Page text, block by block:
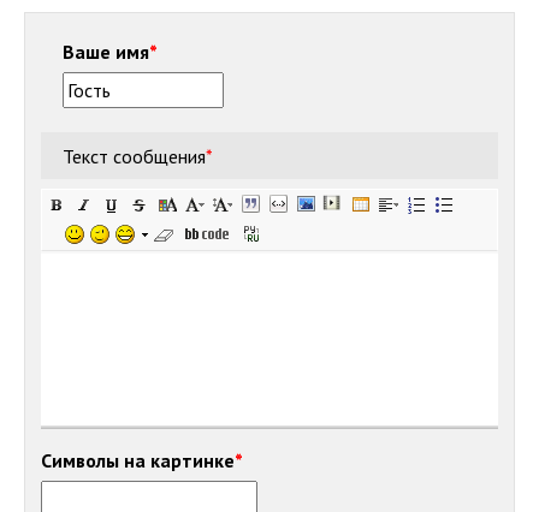
Ваше имя*
Текст сообщения*
Символы на картинке*